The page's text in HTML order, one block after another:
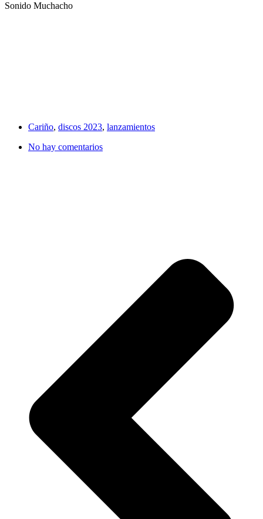
Sonido Muchacho
Cariño, discos 2023, lanzamientos
No hay comentarios